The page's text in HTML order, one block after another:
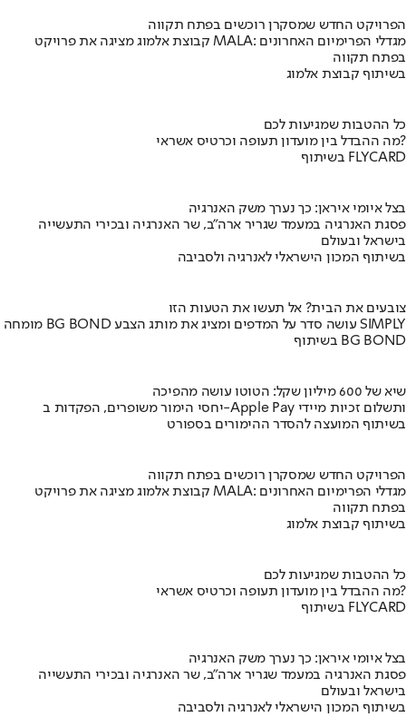
הפרויקט החדש שמסקרן רוכשים בפתח תקווה
קבוצת אלמוג מציגה את פרויקט MALA: מגדלי הפרימיום האחרונים
בפתח תקווה
בשיתוף קבוצת אלמוג
כל ההטבות שמגיעות לכם
מה ההבדל בין מועדון תעופה וכרטיס אשראי?
בשיתוף FLYCARD
בצל איומי איראן: כך נערך משק האנרגיה
פסגת האנרגיה במעמד שגריר ארה"ב, שר האנרגיה ובכירי התעשייה
בישראל ובעולם
בשיתוף המכון הישראלי לאנרגיה ולסביבה
צובעים את הבית? אל תעשו את הטעות הזו
מומחה BG BOND עושה סדר על המדפים ומציג את מותג הצבע SIMPLY
בשיתוף BG BOND
שיא של 600 מיליון שקל: הטוטו עושה מהפיכה
יחסי הימור משופרים, הפקדות ב-Apple Pay ותשלום זכיות מיידי
בשיתוף המועצה להסדר ההימורים בספורט
הפרויקט החדש שמסקרן רוכשים בפתח תקווה
קבוצת אלמוג מציגה את פרויקט MALA: מגדלי הפרימיום האחרונים
בפתח תקווה
בשיתוף קבוצת אלמוג
כל ההטבות שמגיעות לכם
מה ההבדל בין מועדון תעופה וכרטיס אשראי?
בשיתוף FLYCARD
בצל איומי איראן: כך נערך משק האנרגיה
פסגת האנרגיה במעמד שגריר ארה"ב, שר האנרגיה ובכירי התעשייה
בישראל ובעולם
בשיתוף המכון הישראלי לאנרגיה ולסביבה